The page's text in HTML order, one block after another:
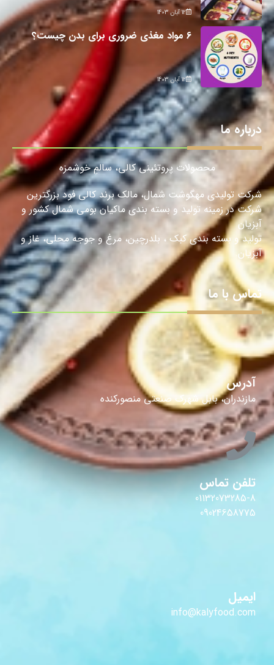
12 آبان 1403
6 مواد مغذی ضروری برای بدن چیست؟
12 آبان 1403
درباره ما
محصولات پروتئینی کالی، سالمِ خوشمزه
شرکت تولیدی مهگوشت شمال، مالک برند کالی فود بزرگترین
شرکت در زمینه تولید و بسته بندی ماکیان بومی شمال کشور و
آبزیان
تولید و بسته بندی کبک ، بلدرچین، مرغ و جوجه محلی، غاز و
آبزیان.
تماس با ما
آدرس
مازندران، بابل شهرک صنعتی منصورکنده
تلفن تماس
01132073285-8
09024658775
ایمیل
info@kalyfood.com